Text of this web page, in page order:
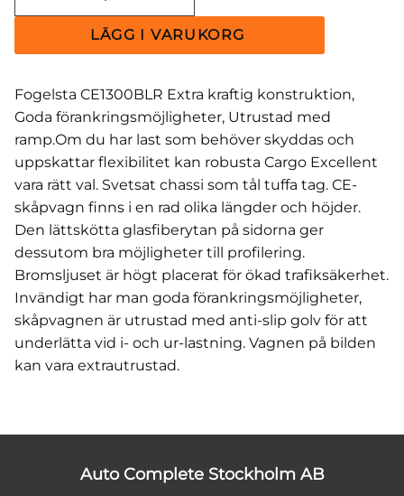
Fogelsta CE1300BLR Extra kraftig konstruktion,
Goda förankringsmöjligheter, Utrustad med
ramp.Om du har last som behöver skyddas och
uppskattar flexibilitet kan robusta Cargo Excellent
vara rätt val. Svetsat chassi som tål tuffa tag. CE-
skåpvagn finns i en rad olika längder och höjder.
Den lättskötta glasfiberytan på sidorna ger
dessutom bra möjligheter till profilering.
Bromsljuset är högt placerat för ökad trafiksäkerhet.
Invändigt har man goda förankringsmöjligheter,
skåpvagnen är utrustad med anti-slip golv för att
underlätta vid i- och ur-lastning. Vagnen på bilden
kan vara extrautrustad.
Auto Complete Stockholm AB